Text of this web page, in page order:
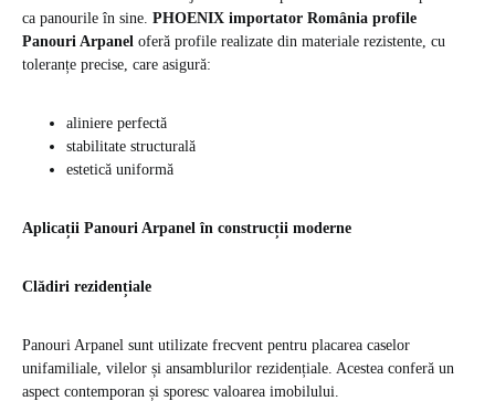
ca panourile în sine. PHOENIX importator România profile
Panouri Arpanel oferă profile realizate din materiale rezistente, cu
toleranțe precise, care asigură:
aliniere perfectă
stabilitate structurală
estetică uniformă
Aplicații Panouri Arpanel în construcții moderne
Clădiri rezidențiale
Panouri Arpanel sunt utilizate frecvent pentru placarea caselor
unifamiliale, vilelor și ansamblurilor rezidențiale. Acestea conferă un
aspect contemporan și sporesc valoarea imobilului.